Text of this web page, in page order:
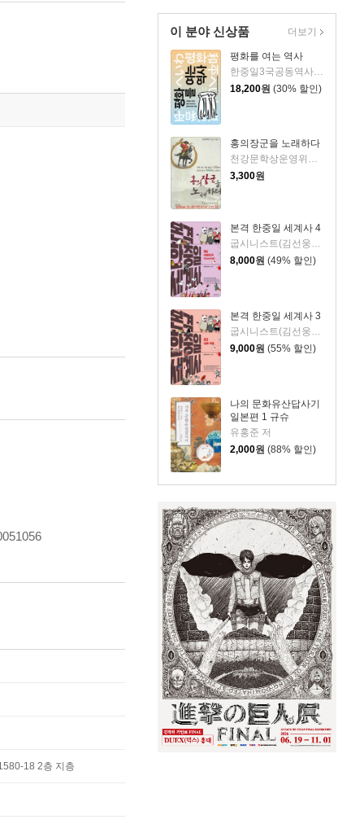
이 분야 신상품
평화를 여는 역사
한중일3국공동역사편찬위원회,아시아평화와역사교육연대 저
18,200원 (30% 할인)
홍의장군을 노래하다
천강문학상운영위원회
3,300원
본격 한중일 세계사 4
굽시니스트(김선웅) 저
8,000원 (49% 할인)
본격 한중일 세계사 3
굽시니스트(김선웅) 저
9,000원 (55% 할인)
나의 문화유산답사기
일본편 1 규슈
유홍준 저
2,000원 (88% 할인)
더보기
18 2층 지층